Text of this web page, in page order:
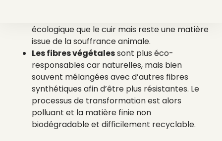
écologique que le cuir mais reste une matière
issue de la souffrance animale.
Les fibres végétalessont plus éco-
responsables car naturelles, mais bien
souvent mélangées avec d’autres fibres
synthétiques afin d’être plus résistantes. Le
processus de transformation est alors
polluant et la matière finie non
biodégradable et difficilement recyclable.